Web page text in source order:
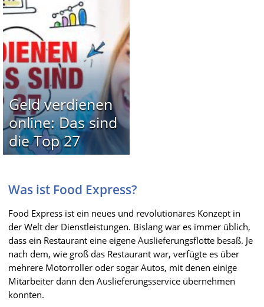
Geld verdienen
online: Das sind
die Top 27
Was ist Food Express?
Food Express ist ein neues und revolutionäres Konzept in
der Welt der Dienstleistungen. Bislang war es immer üblich,
dass ein Restaurant eine eigene Auslieferungsflotte besaß. Je
nach dem, wie groß das Restaurant war, verfügte es über
mehrere Motorroller oder sogar Autos, mit denen einige
Mitarbeiter dann den Auslieferungsservice übernehmen
konnten.